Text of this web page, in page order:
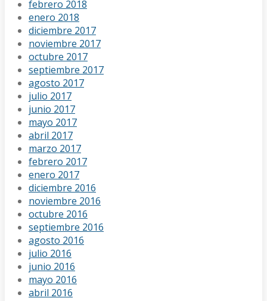
febrero 2018
enero 2018
diciembre 2017
noviembre 2017
octubre 2017
septiembre 2017
agosto 2017
julio 2017
junio 2017
mayo 2017
abril 2017
marzo 2017
febrero 2017
enero 2017
diciembre 2016
noviembre 2016
octubre 2016
septiembre 2016
agosto 2016
julio 2016
junio 2016
mayo 2016
abril 2016